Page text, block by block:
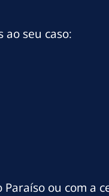
seu caso:
ou com